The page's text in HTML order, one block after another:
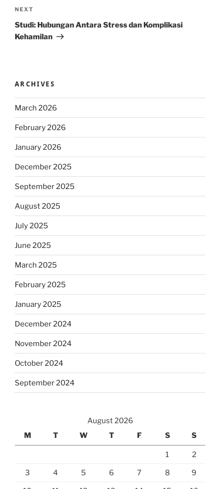
Next
Post
NEXT
Studi: Hubungan Antara Stress dan Komplikasi
Kehamilan
ARCHIVES
March 2026
February 2026
January 2026
December 2025
September 2025
August 2025
July 2025
June 2025
March 2025
February 2025
January 2025
December 2024
November 2024
October 2024
September 2024
August 2026
M
T W T F S S
1 2
3 4 5 6 7 8 9